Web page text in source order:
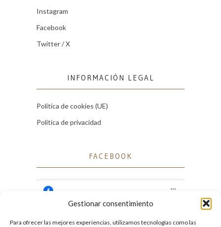
Gestionar consentimiento
Para ofrecer las mejores experiencias, utilizamos tecnologías como las
Instagram
Facebook
Twitter / X
INFORMACIÓN LEGAL
Política de cookies (UE)
Política de privacidad
FACEBOOK